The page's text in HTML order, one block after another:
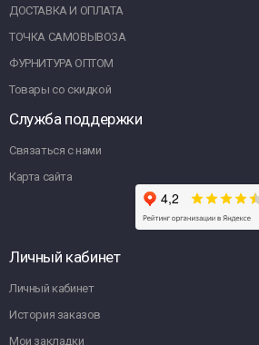
ДОСТАВКА И ОПЛАТА
ТОЧКА САМОВЫВОЗА
ФУРНИТУРА ОПТОМ
Товары со скидкой
Служба поддержки
Связаться с нами
Карта сайта
Личный кабинет
Личный кабинет
История заказов
Мои закладки